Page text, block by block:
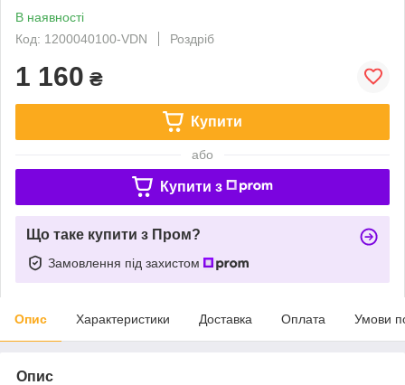
В наявності
Код: 1200040100-VDN
Роздріб
1 160 ₴
Купити
або
Купити з
Що таке купити з Пром?
Замовлення під захистом
Опис Характеристики Доставка Оплата Умови
Опис